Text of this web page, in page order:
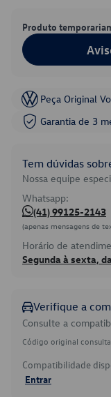
Produto
Peça Original
Garantia de 3
Tem dúvidas
Nossa equipe
Whatsapp:
(41) 99125-2143
(apenas mensagens de
Horário de
Segunda à sexta,
Verifique a
Consulte a
Código original
Compatibilidade
Entrar